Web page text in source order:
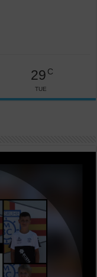
29 C
TUE